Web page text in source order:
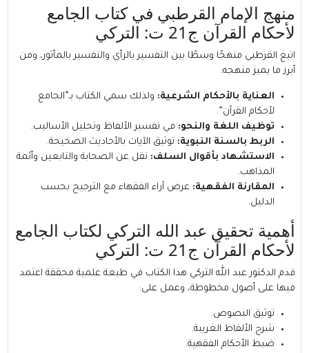
منهج الإمام القرطبي في كتاب الجامع
لأحكام القرآن ج21 ت: التركي
اتبع القرطبي منهجًا وسطًا بين التفسير بالرأي والتفسير بالمأثور، ومن
أبرز ما يميز منهجه:
العناية بالأحكام الشرعية: ولذلك سمي الكتاب بـ”الجامع
لأحكام القرآن”.
توظيف اللغة والنحو: في تفسير الألفاظ وتحليل الأساليب.
الربط بالسنة النبوية: توثيق الآيات بالأحاديث الصحيحة.
الاستشهاد بأقوال السلف: نقل عن الصحابة والتابعين وأئمة
المذاهب.
المقارنة الفقهية: عرض آراء الفقهاء مع الترجيح بحسب
الدليل.
أهمية تحقيق عبد الله التركي لكتاب الجامع
لأحكام القرآن ج21 ت: التركي
قدم الدكتور عبد الله التركي هذا الكتاب في طبعة علمية محققة اعتمد
فيها على أصول مخطوطة، وعمل على:
توثيق النصوص.
شرح الألفاظ الغريبة.
ضبط الأحكام الفقهية.